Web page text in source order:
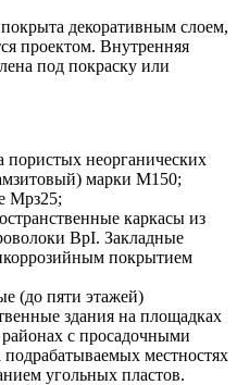
декоративным слоем,
проектом. Внутренняя
под покраску или
пористых неорганических
марки М150;
Мрз25;
каркасы из
ВрI. Закладные
покрытием
(до пяти этажей)
здания на площадках
с просадочными
местностях
угольных пластов.